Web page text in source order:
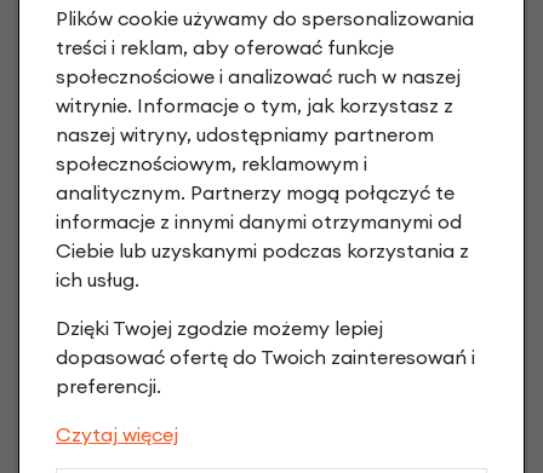
Raty 0%
Raty do 60 miesięcy
Plików cookie używamy do spersonalizowania
treści i reklam, aby oferować funkcje
społecznościowe i analizować ruch w naszej
witrynie. Informacje o tym, jak korzystasz z
naszej witryny, udostępniamy partnerom
społecznościowym, reklamowym i
analitycznym. Partnerzy mogą połączyć te
informacje z innymi danymi otrzymanymi od
Ciebie lub uzyskanymi podczas korzystania z
ich usług.
Dzięki Twojej zgodzie możemy lepiej
dopasować ofertę do Twoich zainteresowań i
preferencji.
Czytaj więcej